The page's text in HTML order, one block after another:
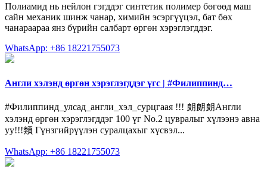
Полиамид нь нейлон гэгддэг синтетик полимер бөгөөд маш
сайн механик шинж чанар, химийн эсэргүүцэл, бат бөх
чанараараа янз бүрийн салбарт өргөн хэрэглэгддэг.
WhatsApp: +86 18221755073
Англи хэлэнд өргөн хэрэглэгддэг үгс | #Филиппинд…
#Филиппинд_улсад_англи_хэл_сурцгаая !!! 朗朗朗Англи
хэлэнд өргөн хэрэглэгддэг 100 үг No.2 цувралыг хүлээнэ авна
уу!!!類 Гүнзгийрүүлэн суралцахыг хүсвэл...
WhatsApp: +86 18221755073